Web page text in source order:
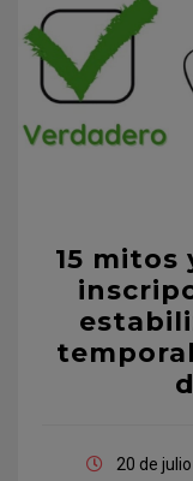
15 mitos
20 de